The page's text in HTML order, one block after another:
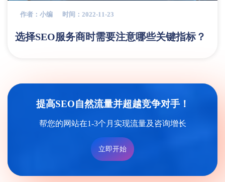
作者：小编 时间：2022-11-23
选择SEO服务商时需要注意哪些关键指标？
提高SEO自然流量并超越竞争对手！
帮您的网站在1-3个月实现流量及咨询增长
立即开始